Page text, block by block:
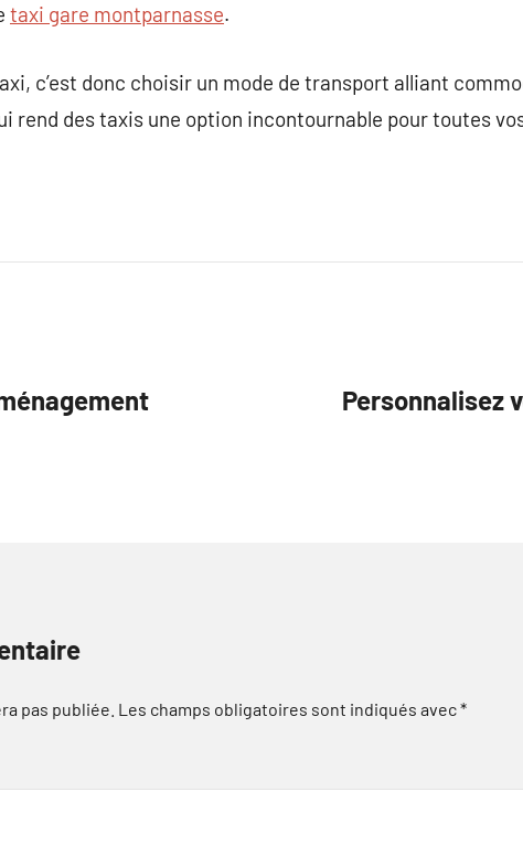
taxi gare montparnasse.
c’est donc choisir un mode de transport alliant
rend des taxis une option incontournable pour toutes
Personnalisez
pas publiée. Les champs obligatoires sont indiqués avec*